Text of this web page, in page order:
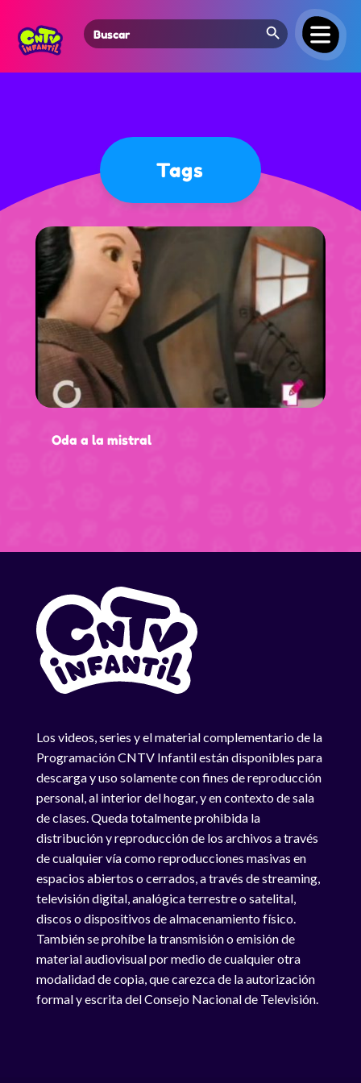
Search
for:
Search Button
Tags
Oda a la mistral
Los videos, series y el material complementario de la
Programación CNTV Infantil están disponibles para
descarga y uso solamente con fines de reproducción
personal, al interior del hogar, y en contexto de sala
de clases. Queda totalmente prohibida la
distribución y reproducción de los archivos a través
de cualquier vía como reproducciones masivas en
espacios abiertos o cerrados, a través de streaming,
televisión digital, analógica terrestre o satelital,
discos o dispositivos de almacenamiento físico.
También se prohíbe la transmisión o emisión de
material audiovisual por medio de cualquier otra
modalidad de copia, que carezca de la autorización
formal y escrita del Consejo Nacional de Televisión.